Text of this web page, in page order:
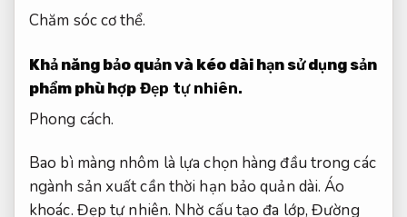
Chăm sóc cơ thể.
Khả năng bảo quản và kéo dài hạn sử dụng sản
phẩm phù hợp Đẹp tự nhiên.
Phong cách.
Bao bì màng nhôm là lựa chọn hàng đầu trong các
ngành sản xuất cần thời hạn bảo quản dài.Áo
khoác. Đẹp tự nhiên. Nhờ cấu tạo đa lớp,Đường